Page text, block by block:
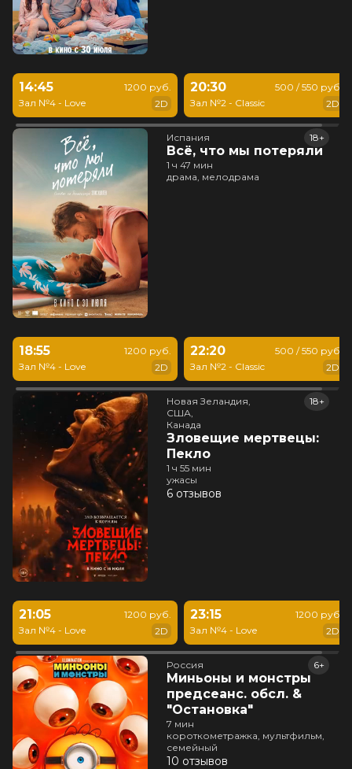
14:45
Зал №4 - Love
1200 руб.
2D
20:30
Зал №2 - Classic
500 / 550 руб.
2D
Испания
Всё, что мы потеряли
18+
1 ч 47 мин
драма, мелодрама
18:55
Зал №4 - Love
1200 руб.
2D
22:20
Зал №2 - Classic
500 / 550 руб.
2D
Новая Зеландия,
США,
Канада
Зловещие мертвецы:
Пекло
18+
1 ч 55 мин
ужасы
6 отзывов
21:05
Зал №4 - Love
1200 руб.
2D
23:15
Зал №4 - Love
1200 руб.
2D
Россия
Миньоны и монстры
предсеанс. обсл. &
"Остановка"
6+
7 мин
короткометражка, мультфильм,
семейный
10 отзывов